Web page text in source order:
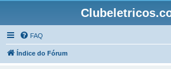
FAQ
Índice do Fórum